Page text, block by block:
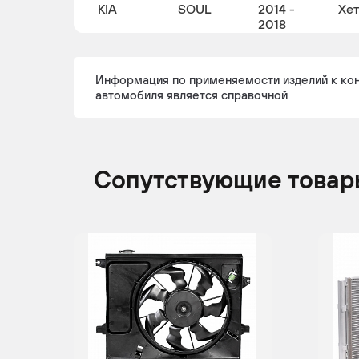
KIA SOUL
2014 -
2018
KIA SOUL
2014 -
SOUL
Информация по применяемости изделий к
автомобиля является справочной
Сопутствующие